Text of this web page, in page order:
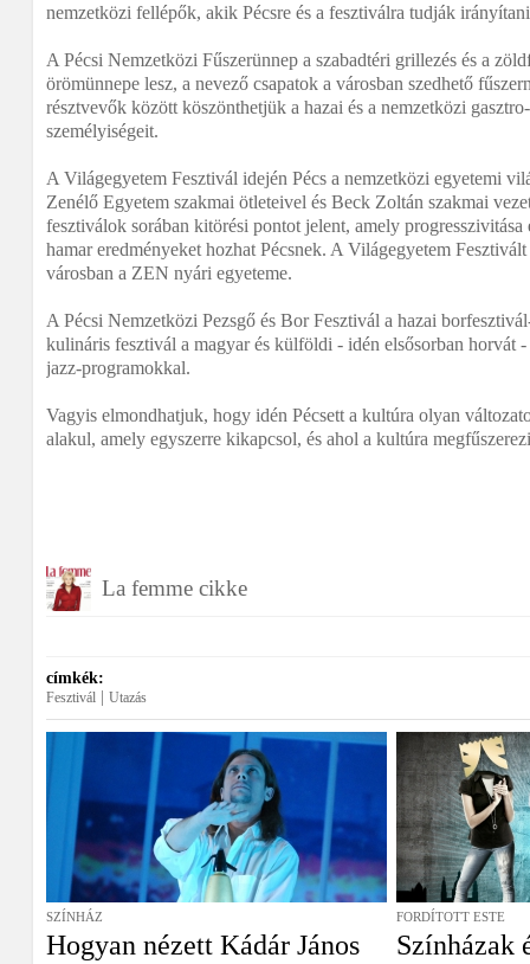
nemzetközi fellépők, akik Pécsre és a fesztiválra tudják
A Pécsi Nemzetközi Fűszerünnep a szabadtéri grillezés és a
örömünnepe lesz, a nevező csapatok a városban szedhető
résztvevők között köszönthetjük a hazai és a nemzetközi
személyiségeit.
A Világegyetem Fesztivál idején Pécs a nemzetközi egyetemi
Zenélő Egyetem szakmai ötleteivel és Beck Zoltán szakmai
fesztiválok sorában kitörési pontot jelent, amely progresszivitása
hamar eredményeket hozhat Pécsnek. A Világegyetem
városban a ZEN nyári egyeteme.
A Pécsi Nemzetközi Pezsgő és Bor Fesztivál a hazai
kulináris fesztivál a magyar és külföldi - idén elsősorban horvát
jazz-programokkal.
Vagyis elmondhatjuk, hogy idén Pécsett a kultúra olyan
alakul, amely egyszerre kikapcsol, és ahol a kultúra
La femme cikke
címkék:
Fesztivál Utazás
SZÍNHÁZ
Hogyan nézett Kádár János
FORDÍTOTT ESTE
Színházak